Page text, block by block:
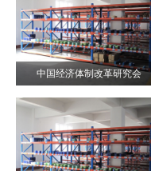
中国经济体制改革研究会